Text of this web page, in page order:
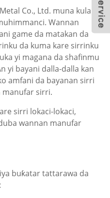
Co., Ltd. muna kula
Wannan
game da matakan da
da kuma kare sirrinku
yi magana da shafinmu
yi bayani dalla-dalla kan
amfani da bayanan sirri
manufar sirri.
sirri lokaci-lokaci,
wannan manufar
buƙatar tattarawa da